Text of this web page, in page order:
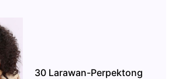
30 Larawan-Perpektong